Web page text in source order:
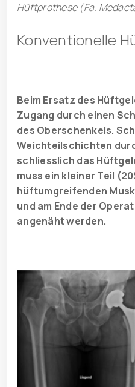
Hüftprothese (Fa.
Konventionelle
Beim Ersatz des
Zugang durch einen
des Oberschenkels.
Weichteilschichten
schliesslich das
muss ein kleiner Teil
hüftumgreifenden
und am Ende der
angenäht werden.